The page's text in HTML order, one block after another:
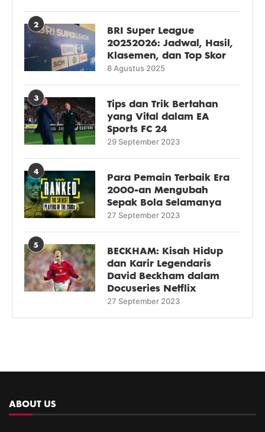
2
BRI Super League
20252026: Jadwal, Hasil,
Klasemen, dan Top Skor
8 Agustus 2025
3
Tips dan Trik Bertahan
yang Vital dalam EA
Sports FC 24
29 September 2023
4
Para Pemain Terbaik Era
2000-an Mengubah
Sepak Bola Selamanya
27 September 2023
5
BECKHAM: Kisah Hidup
dan Karir Legendaris
David Beckham dalam
Docuseries Netflix
27 September 2023
ABOUT US